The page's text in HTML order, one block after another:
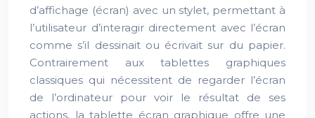
d’affichage (écran) avec un stylet, permettant à
l’utilisateur d’interagir directement avec l’écran
comme s’il dessinait ou écrivait sur du papier.
Contrairement aux tablettes graphiques
classiques qui nécessitent de regarder l’écran
de l’ordinateur pour voir le résultat de ses
actions, la tablette écran graphique offre une